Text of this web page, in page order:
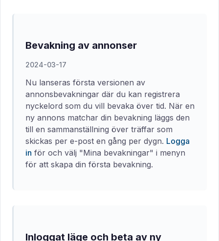
Bevakning av annonser
2024-03-17
Nu lanseras första versionen av
annonsbevakningar där du kan registrera
nyckelord som du vill bevaka över tid. När en
ny annons matchar din bevakning läggs den
till en sammanställning över träffar som
skickas per e-post en gång per dygn. Logga
in för och välj "Mina bevakningar" i menyn
för att skapa din första bevakning.
Inloggat läge och beta av ny